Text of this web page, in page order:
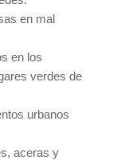
en mal
en los
verdes de
urbanos
aceras y